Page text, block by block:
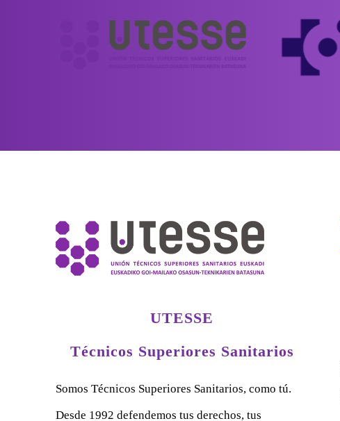
UTESSE
Técnicos Superiores Sanitarios
Somos Técnicos Superiores Sanitarios, como tú.
Desde 1992 defendemos tus derechos, tus